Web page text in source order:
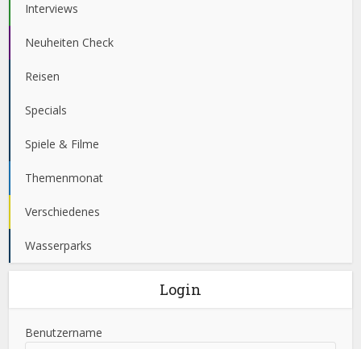
Interviews
Neuheiten Check
Reisen
Specials
Spiele & Filme
Themenmonat
Verschiedenes
Wasserparks
Login
Benutzername